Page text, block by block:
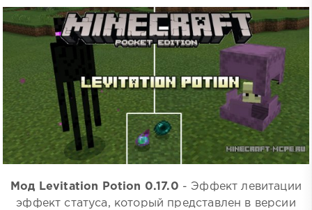
Мод Levitation Potion 0.17.0 - Эффект левитации
эффект статуса, который представлен в версии